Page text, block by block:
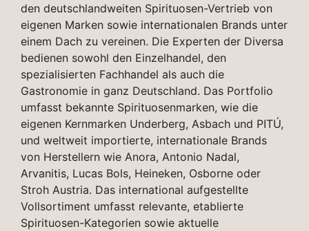
den deutschlandweiten Spirituosen-Vertrieb von
eigenen Marken sowie internationalen Brands unter
einem Dach zu vereinen. Die Experten der Diversa
bedienen sowohl den Einzelhandel, den
spezialisierten Fachhandel als auch die
Gastronomie in ganz Deutschland. Das Portfolio
umfasst bekannte Spirituosenmarken, wie die
eigenen Kernmarken Underberg, Asbach und PITÚ,
und weltweit importierte, internationale Brands
von Herstellern wie Anora, Antonio Nadal,
Arvanitis, Lucas Bols, Heineken, Osborne oder
Stroh Austria. Das international aufgestellte
Vollsortiment umfasst relevante, etablierte
Spirituosen-Kategorien sowie aktuelle